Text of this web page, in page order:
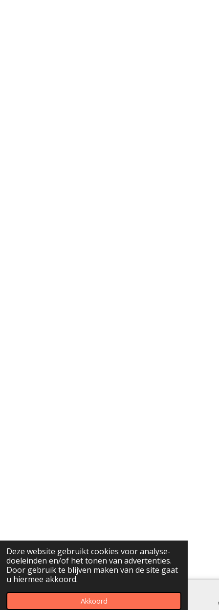
Deze website gebruikt cookies voor analyse-
doeleinden en/of het tonen van advertenties.
Door gebruik te blijven maken van de site gaat
u hiermee akkoord.
Akkoord
Telefoonnummer